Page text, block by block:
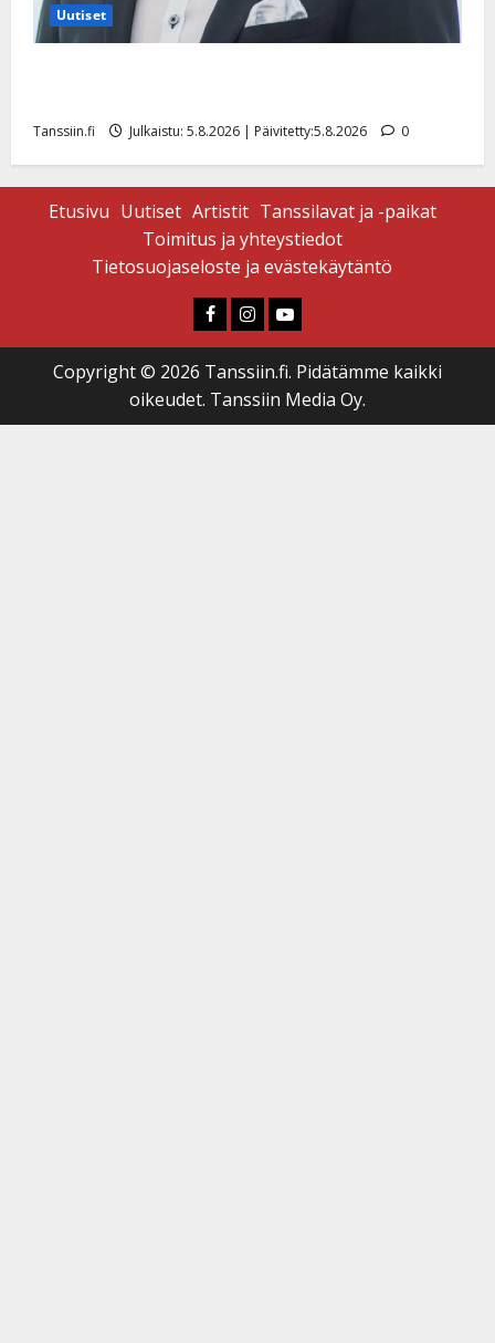
Uutiset
Tanssiin.fi Julkaistu: 5.8.2026 | Päivitetty:5.8.2026 0
Etusivu Uutiset Artistit Tanssilavat ja -paikat
Toimitus ja yhteystiedot
Tietosuojaseloste ja evästekäytäntö
Faceboook
Instagram
Youtube
Copyright © 2026 Tanssiin.fi. Pidätämme kaikki
oikeudet. Tanssiin Media Oy.